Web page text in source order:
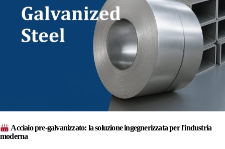
Acciaio pre-galvanizzato: la soluzione ingegnerizzata per l'industria
moderna